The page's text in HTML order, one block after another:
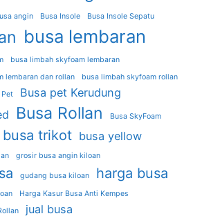
angin Busa Insole Busa Insole Sepatu
busa lembaran
busa limbah skyfoam lembaran
lembaran dan rollan
busa limbah skyfoam rollan
Pet
Busa pet Kerudung
Busa Rollan Busa SkyFoam
busa trikot busa yellow
grosir busa angin kiloan
gudang busa kiloan harga busa
Harga Kasur Busa Anti Kempes
jual busa